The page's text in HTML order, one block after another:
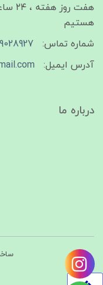
هفت
هستیم
شماره تماس:
آدرس ایمیل:
درباره ما